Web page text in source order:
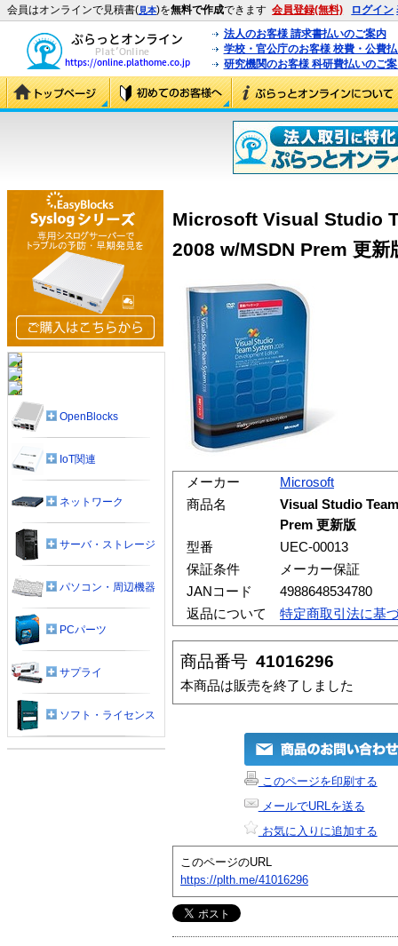
会員はオンラインで見積書(見本)を無料で作成できます 会員登録(無料) ログイン
法人のお客様 請求書払いのご案内
学校・官公庁のお客様 校費・公費
研究機関のお客様 科研費払いのご
Microsoft Visual Studio
2008 w/MSDN Prem 更新
メーカー
Microsoft
商品名
Visual Studio
Prem 更新版
型番
UEC-00013
保証条件
メーカー保証
JANコード
4988648534780
返品について
特定商取引法に基
商品番号 41016296
本商品は販売を終了しました
このページを印刷する
メールでURLを送る
お気に入りに追加する
このページのURL
https://plth.me/41016296
OpenBlocks
IoT関連
ネットワーク
サーバ・ストレージ
パソコン・周辺機器
PCパーツ
サプライ
ソフト・ライセンス